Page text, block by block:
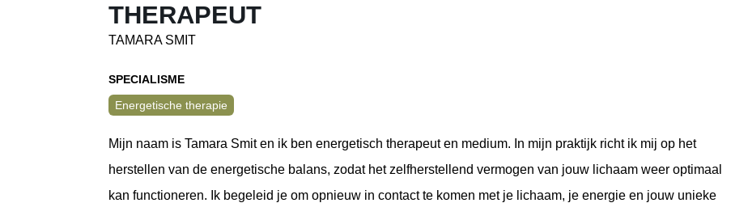
THERAPEUT
TAMARA SMIT
SPECIALISME
Energetische therapie
Mijn naam is Tamara Smit en ik ben energetisch therapeut en medium. In mijn praktijk richt ik mij op het
herstellen van de energetische balans, zodat het zelfherstellend vermogen van jouw lichaam weer optimaal
kan functioneren. Ik begeleid je om opnieuw in contact te komen met je lichaam, je energie en jouw unieke